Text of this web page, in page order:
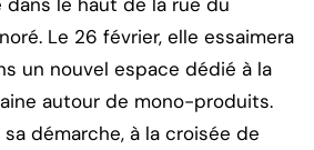
Le 26 février, elle essaimera
un nouvel espace dédié à la
autour de mono-produits.
démarche, à la croisée de